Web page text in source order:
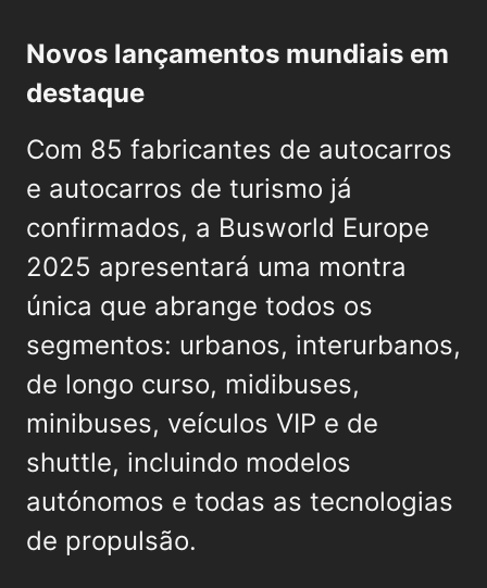
Novos lançamentos mundiais em
destaque
Com 85 fabricantes de autocarros
e autocarros de turismo já
confirmados, a Busworld Europe
2025 apresentará uma montra
única que abrange todos os
segmentos: urbanos, interurbanos,
de longo curso, midibuses,
minibuses, veículos VIP e de
shuttle, incluindo modelos
autónomos e todas as tecnologias
de propulsão.